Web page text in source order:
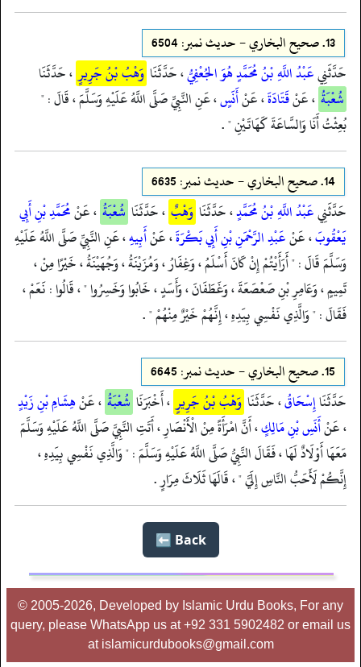
13. صحيح البخاري - حدیث نمبر: 6504
حَدَّثَنِيعَبْدُ اللَّهِ بْنُ مُحَمَّدٍ هُوَ الجُعْفِيُّ، حَدَّثَنَا وَهْبُ بْنُ جَرِيرٍ ، حَدَّثَنَا
شُعْبَةُ ، عَنْقَتَادَةَ، عَنْأَنَسٍ، عَنِ النَّبِيِّ صَلَّى اللَّهُ عَلَيْهِ وَسَلَّمَ ، قَالَ : "
بُعِثْتُ أَنَا وَالسَّاعَةَ كَهَاتَيْنِ " .
14. صحيح البخاري - حدیث نمبر: 6635
حَدَّثَنِيعَبْدُ اللَّهِ بْنُ مُحَمَّدٍ، حَدَّثَنَا وَهْبٌ ، حَدَّثَنَا شُعْبَةُ ، عَنْمُحَمَّدِ بْنِ أَبِي
يَعْقُوبَ، عَنْعَبْدِ الرَّحْمَنِ بْنِ أَبِي بَكْرَةَ، عَنْأَبِيهِ، عَنِ النَّبِيِّ صَلَّى اللَّهُ عَلَيْهِ
وَسَلَّمَ قَالَ : " أَرَأَيْتُمْ إِنْ كَانَ أَسْلَمُ ، وَغِفَارُ ، وَمُزَيْنَةُ ، وَجُهَيْنَةُ ، خَيْرًا مِنْ ،
تَمِيمٍ ، وَعَامِرِ بْنِ صَعْصَعَةَ ، وَغَطَفَانَ ، وَأَسَدٍ ، خَابُوا وَخَسِرُوا " ، قَالُوا : نَعَمْ ،
فَقَالَ : " وَالَّذِي نَفْسِي بِيَدِهِ ، إِنَّهُمْ خَيْرٌ مِنْهُمْ " .
15. صحيح البخاري - حدیث نمبر: 6645
حَدَّثَنَاإِسْحَاقُ، حَدَّثَنَا وَهْبُ بْنُ جَرِيرٍ ، أَخْبَرَنَا شُعْبَةُ ، عَنْهِشَامِ بْنِ زَيْدٍ
، عَنْأَنَسِ بْنِ مَالِكٍ، أَنَّ امْرَأَةً مِنْ الْأَنْصَارِ ، أَتَتِ النَّبِيَّ صَلَّى اللَّهُ عَلَيْهِ وَسَلَّمَ
مَعَهَا أَوْلَادٌ لَهَا ، فَقَالَ النَّبِيُّ صَلَّى اللَّهُ عَلَيْهِ وَسَلَّمَ : " وَالَّذِي نَفْسِي بِيَدِهِ ،
إِنَّكُمْ لَأَحَبُّ النَّاسِ إِلَيَّ " ، قَالَهَا ثَلَاثَ مِرَارٍ .
Back ⬅️
© 2005-2026, Developed by Islamic Urdu Books, For any
query, please WhatsApp us at +92 331 5902482 or email us
at islamicurdubooks@gmail.com